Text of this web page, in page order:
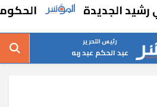
الحكومة
رئيس التحرير
عبد الحكم عبد ربه